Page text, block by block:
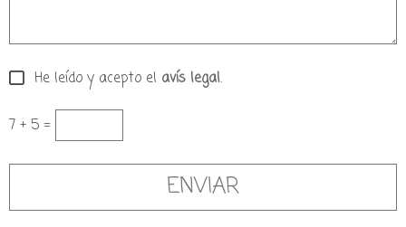
He leído y acepto el avís legal.
7 + 5 =